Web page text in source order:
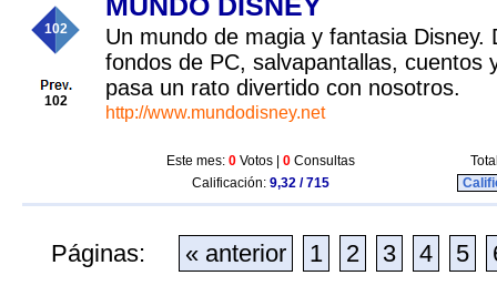
102
102
Un mundo de magia y fantasia Disney.
fondos de PC, salvapantallas, cuentos
pasa un rato divertido con nosotros.
http://www.mundodisney.net
Este mes: 0 Votos | 0 Consultas
Calificación: 9,32 / 715
Páginas: « anterior 1 2 3 4 5